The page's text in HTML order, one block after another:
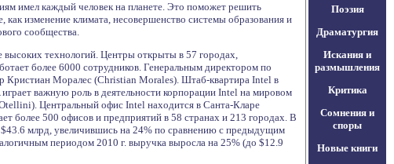
имел каждый человек на планете. Это поможет решить
изменение климата, несовершенство системы образования и
сообщества.
высоких технологий. Центры открыты в 57 городах,
более 6000 сотрудников. Генеральным директором по
Кристиан Моралес (Christian Morales). Штаб-квартира Intel в
важную роль в деятельности корпорации Intel на мировом
Центральный офис Intel находится в Санта-Кларе
более 500 офисов и предприятий в 58 странах и 213 городах. В
млрд, увеличившись на 24% по сравнению с предыдущим
периодом 2010 г. выручка выросла на 25% (до $12.9
Поэзия
Драматургия
Искания и
размышления
Критика
Сомнения и
споры
Новые книги